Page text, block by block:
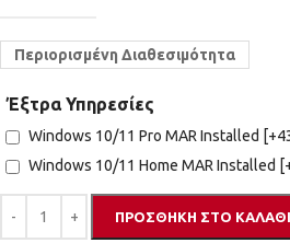
Περιορισμένη Διαθεσιμότητα
Έξτρα Υπηρεσίες
Windows 10/11 Pro MAR Installed
Windows 10/11 Home MAR Installed
ΠΡΟΣΘΉΚΗ ΣΤΟ ΚΑΛΆΘΙ